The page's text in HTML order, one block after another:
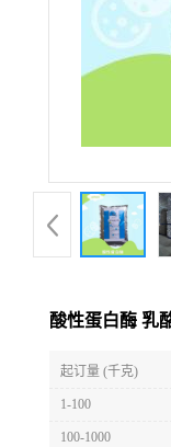
酸性蛋白酶 乳
起订量 (千克)
1-100
100-1000